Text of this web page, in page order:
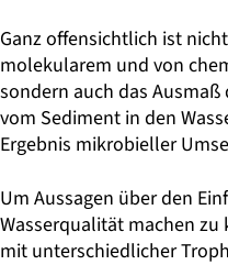
Ganz offensichtlich ist
molekularem und von
sondern auch das
vom Sediment in den
Ergebnis mikrobieller
Um Aussagen über den
Wasserqualität machen
mit unterschiedlicher